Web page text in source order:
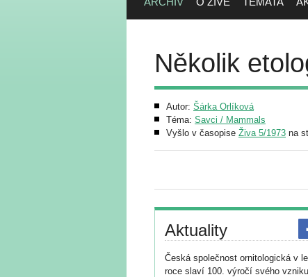
Několik
Autor: Šárka Orlíková
Téma: Savci / Mammals
Vyšlo v časopise Živa 5/1973 na
Aktuality
Česká společnost ornitologická v
roce slaví 100. výročí svého